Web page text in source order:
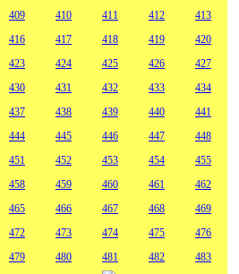
409 410 411 412
413
416 417 418 419
420
423 424 425 426
427
430 431 432 433
434
437 438 439 440
441
444 445 446 447
448
451 452 453 454
455
458 459 460 461
462
465 466 467 468
469
472 473 474 475
476
479 480 481 482
483